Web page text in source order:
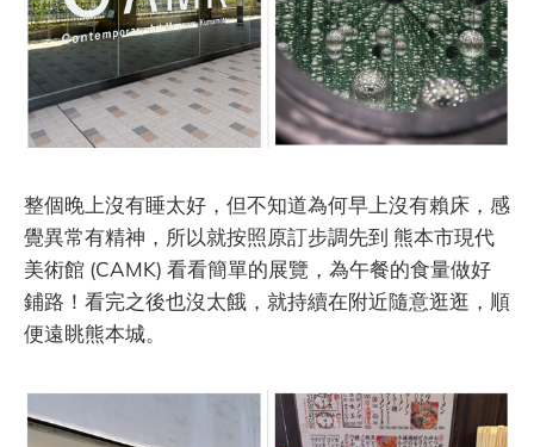
整個晚上沒有睡太好，但不知道為何早上沒有賴床，感
覺異常有精神，所以就按照原訂步調先到 熊本市現代
美術館 (CAMK) 看看簡單的展覽，為午餐的食量做好
鋪路！看完之後也沒太餓，就持續在附近隨意逛逛，順
便遠眺熊本城。